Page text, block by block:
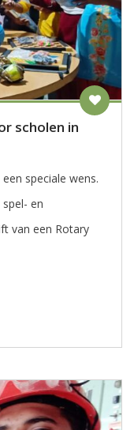
scholen in
speciale wens.
en
van een Rotary